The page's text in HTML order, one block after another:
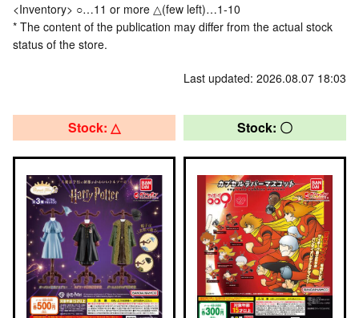
<Inventory> ○…11 or more △(few left)…1-10
* The content of the publication may differ from the actual stock
status of the store.
Last updated: 2026.08.07 18:03
Stock: △ Stock: 〇